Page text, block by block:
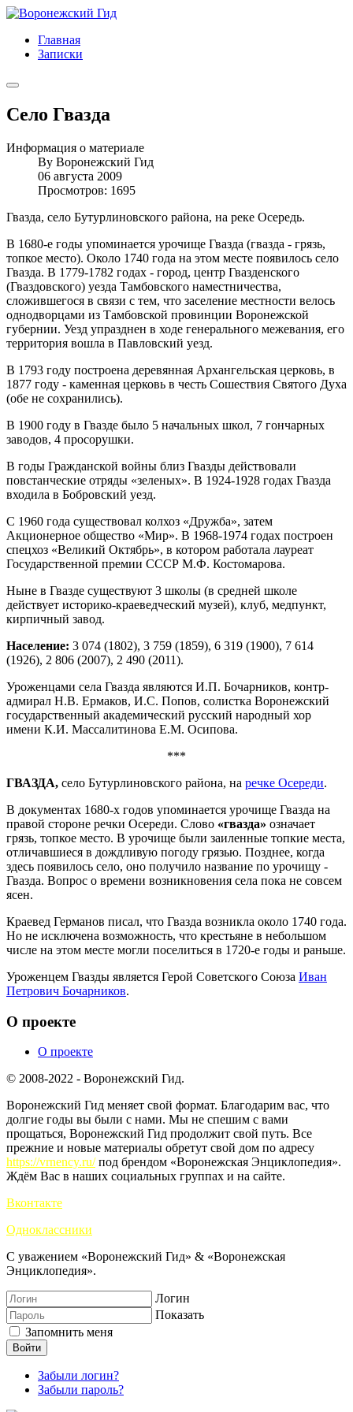
Главная
Записки
Село Гвазда
Информация о материале
By Воронежский Гид
06 августа 2009
Просмотров: 1695
Гвазда, село Бутурлиновского района, на реке Осередь.
В 1680-е годы упоминается урочище Гвазда (гвазда - грязь,
топкое место). Около 1740 года на этом месте появилось село
Гвазда. В 1779-1782 годах - город, центр Гвазденского
(Гваздовского) уезда Тамбовского наместничества,
сложившегося в связи с тем, что заселение местности велось
однодворцами из Тамбовской провинции Воронежской
губернии. Уезд упразднен в ходе генерального межевания, его
территория вошла в Павловский уезд.
В 1793 году построена деревянная Архангельская церковь, в
1877 году - каменная церковь в честь Сошествия Святого Духа
(обе не сохранились).
В 1900 году в Гвазде было 5 начальных школ, 7 гончарных
заводов, 4 просорушки.
В годы Гражданской войны близ Гвазды действовали
повстанческие отряды «зеленых». В 1924-1928 годах Гвазда
входила в Бобровский уезд.
С 1960 года существовал колхоз «Дружба», затем
Акционерное общество «Мир». В 1968-1974 годах построен
спецхоз «Великий Октябрь», в котором работала лауреат
Государственной премии СССР М.Ф. Костомарова.
Ныне в Гвазде существуют 3 школы (в средней школе
действует историко-краеведческий музей), клуб, медпункт,
кирпичный завод.
Население: 3 074 (1802), 3 759 (1859), 6 319 (1900), 7 614
(1926), 2 806 (2007), 2 490 (2011).
Уроженцами села Гвазда являются И.П. Бочарников, контр-
адмирал Н.В. Ермаков, И.С. Попов, солистка Воронежский
государственный академический русский народный хор
имени К.И. Массалитинова Е.М. Осипова.
***
ГВАЗДА, село Бутурлиновского района, на речке Осереди.
В документах 1680-х годов упоминается урочище Гвазда на
правой стороне речки Осереди. Слово «гвазда» означает
грязь, топкое место. В урочище были заиленные топкие места,
отличавшиеся в дождливую погоду грязью. Позднее, когда
здесь появилось село, оно получило название по урочищу -
Гвазда. Вопрос о времени возникновения села пока не совсем
ясен.
Краевед Германов писал, что Гвазда возникла около 1740 года.
Но не исключена возможность, что крестьяне в небольшом
числе на этом месте могли поселиться в 1720-е годы и раньше.
Уроженцем Гвазды является Герой Советского Союза Иван
Петрович Бочарников.
О проекте
О проекте
© 2008-2022 - Воронежский Гид.
Воронежский Гид меняет свой формат. Благодарим вас, что
долгие годы вы были с нами. Мы не спешим с вами
прощаться, Воронежский Гид продолжит свой путь. Все
прежние и новые материалы обретут свой дом по адресу
https://vrnency.ru/под брендом «Воронежская Энциклопедия».
Ждём Вас в наших социальных группах и на сайте.
Вконтакте
Одноклассники
С уважением «Воронежский Гид» & «Воронежская
Энциклопедия».
Логин
Показать
Запомнить меня
Войти
Забыли логин?
Забыли пароль?